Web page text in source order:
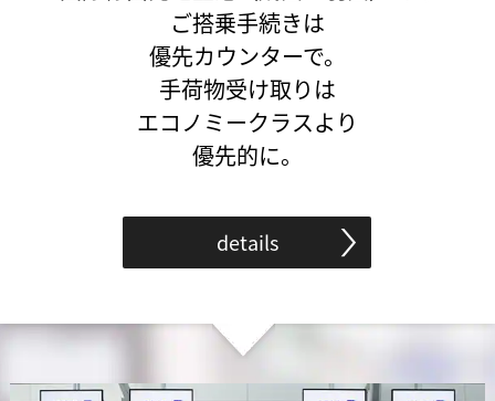
ご搭乗手続きは
優先カウンターで。
手荷物受け取りは
エコノミークラスより
優先的に。
details